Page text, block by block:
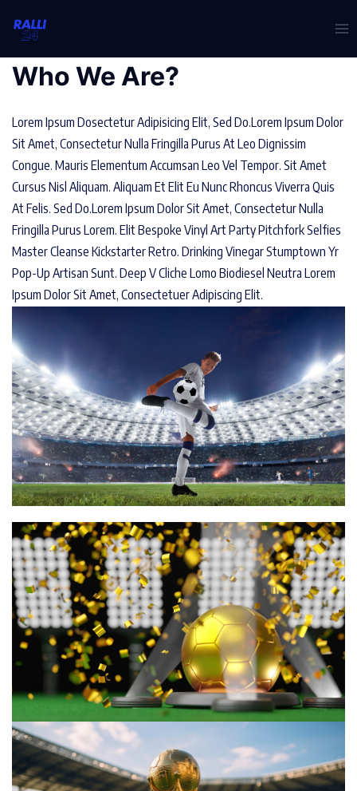
Who We Are?
Lorem Ipsum Dosectetur Adipisicing Elit, Sed Do.Lorem Ipsum Dolor
Sit Amet, Consectetur Nulla Fringilla Purus At Leo Dignissim
Congue. Mauris Elementum Accumsan Leo Vel Tempor. Sit Amet
Cursus Nisl Aliquam. Aliquam Et Elit Eu Nunc Rhoncus Viverra Quis
At Felis. Sed Do.Lorem Ipsum Dolor Sit Amet, Consectetur Nulla
Fringilla Purus Lorem. Elit Bespoke Vinyl Art Party Pitchfork Selfies
Master Cleanse Kickstarter Retro. Drinking Vinegar Stumptown Yr
Pop-Up Artisan Sunt. Deep V Cliche Lomo Biodiesel Neutra Lorem
Ipsum Dolor Sit Amet, Consectetuer Adipiscing Elit.